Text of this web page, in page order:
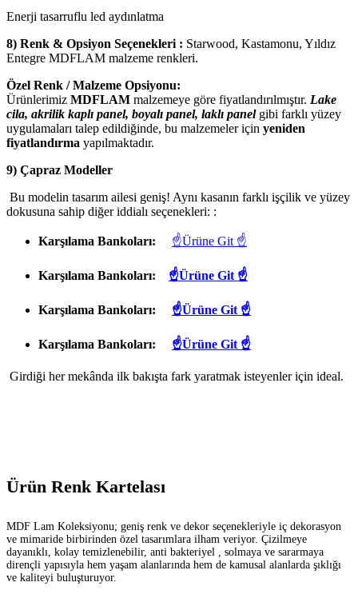
Enerji tasarruflu led aydınlatma
8) Renk & Opsiyon Seçenekleri : Starwood, Kastamonu, Yıldız
Entegre MDFLAM malzeme renkleri.
Özel Renk / Malzeme Opsiyonu:
Ürünlerimiz MDFLAM malzemeye göre fiyatlandırılmıştır. Lake
cila, akrilik kaplı panel, boyalı panel, laklı panel gibi farklı yüzey
uygulamaları talep edildiğinde, bu malzemeler için yeniden
fiyatlandırma yapılmaktadır.
9) Çapraz Modeller
Bu modelin tasarım ailesi geniş! Aynı kasanın farklı işçilik ve yüzey
dokusuna sahip diğer iddialı seçenekleri: :
Karşılama Bankoları: ☝Ürüne Git ☝
Karşılama Bankoları: ☝Ürüne Git ☝
Karşılama Bankoları: ☝Ürüne Git ☝
Karşılama Bankoları: ☝Ürüne Git ☝
Girdiği her mekânda ilk bakışta fark yaratmak isteyenler için ideal.
Ürün Renk Kartelası
MDF Lam Koleksiyonu; geniş renk ve dekor seçenekleriyle iç dekorasyon
ve mimaride birbirinden özel tasarımlara ilham veriyor. Çizilmeye
dayanıklı, kolay temizlenebilir, anti bakteriyel , solmaya ve sararmaya
dirençli yapısıyla hem yaşam alanlarında hem de kamusal alanlarda şıklığı
ve kaliteyi buluşturuyor.